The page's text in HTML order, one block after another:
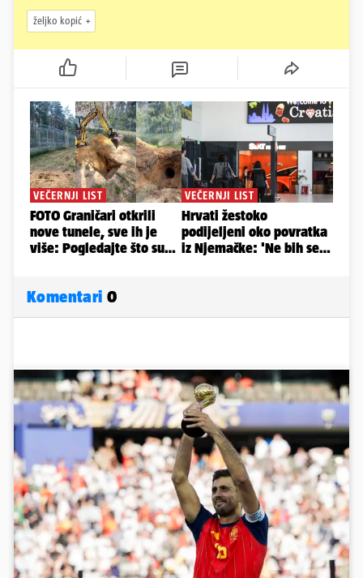
željko kopić
Komentari 0